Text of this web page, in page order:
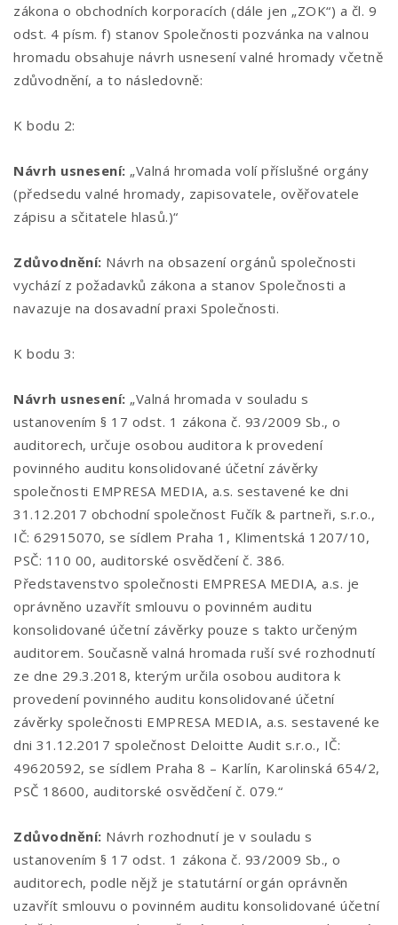
zákona o obchodních korporacích (dále jen „ZOK“) a čl. 9
odst. 4 písm. f) stanov Společnosti pozvánka na valnou
hromadu obsahuje návrh usnesení valné hromady včetně
zdůvodnění, a to následovně:
K bodu 2:
Návrh usnesení: „Valná hromada volí příslušné orgány
(předsedu valné hromady, zapisovatele, ověřovatele
zápisu a sčitatele hlasů.)“
Zdůvodnění: Návrh na obsazení orgánů společnosti
vychází z požadavků zákona a stanov Společnosti a
navazuje na dosavadní praxi Společnosti.
K bodu 3:
Návrh usnesení: „Valná hromada v souladu s
ustanovením § 17 odst. 1 zákona č. 93/2009 Sb., o
auditorech, určuje osobou auditora k provedení
povinného auditu konsolidované účetní závěrky
společnosti EMPRESA MEDIA, a.s. sestavené ke dni
31.12.2017 obchodní společnost Fučík & partneři, s.r.o.,
IČ: 62915070, se sídlem Praha 1, Klimentská 1207/10,
PSČ: 110 00, auditorské osvědčení č. 386.
Představenstvo společnosti EMPRESA MEDIA, a.s. je
oprávněno uzavřít smlouvu o povinném auditu
konsolidované účetní závěrky pouze s takto určeným
auditorem. Současně valná hromada ruší své rozhodnutí
ze dne 29.3.2018, kterým určila osobou auditora k
provedení povinného auditu konsolidované účetní
závěrky společnosti EMPRESA MEDIA, a.s. sestavené ke
dni 31.12.2017 společnost Deloitte Audit s.r.o., IČ:
49620592, se sídlem Praha 8 – Karlín, Karolinská 654/2,
PSČ 18600, auditorské osvědčení č. 079.“
Zdůvodnění: Návrh rozhodnutí je v souladu s
ustanovením § 17 odst. 1 zákona č. 93/2009 Sb., o
auditorech, podle nějž je statutární orgán oprávněn
uzavřít smlouvu o povinném auditu konsolidované účetní